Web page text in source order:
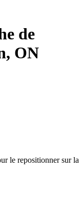
de
ON
le repositionner sur la